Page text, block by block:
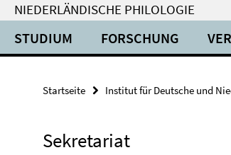
NIEDERLÄNDISCHE PHILOLOGIE
STUDIUM FORSCHUNG
Startseite Institut für Deutsche und
Sekretariat